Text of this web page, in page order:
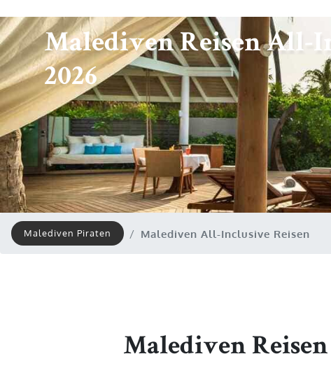
Malediven Reisen All-
2026
Malediven Piraten Malediven All-Inclusive Reisen
Malediven